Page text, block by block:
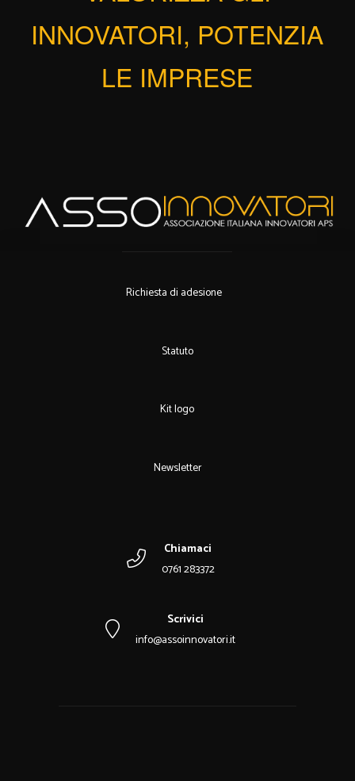
INNOVATORI, POTENZIA
LE IMPRESE
Richiesta di adesione
Statuto
Kit logo
Newsletter
Chiamaci
0761 283372
Scrivici
info@assoinnovatori.it